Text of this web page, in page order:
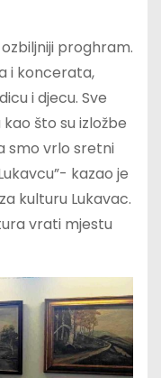
proghram.
i koncerata,
i djecu. Sve
što su izložbe
smo vrlo sretni
kazao je
kulturu Lukavac.
vrati mjestu